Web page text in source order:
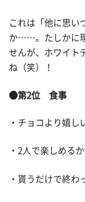
これは「他に思い
か……。たしかに
せんが、ホワイト
ね（笑）！
●第2位 食事
・チョコより嬉し
・2人で楽しめる
・貰うだけで終わ